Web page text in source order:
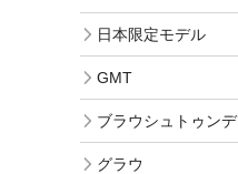
日本限定モデル
GMT
ブラウシュトゥンデ
グラウ